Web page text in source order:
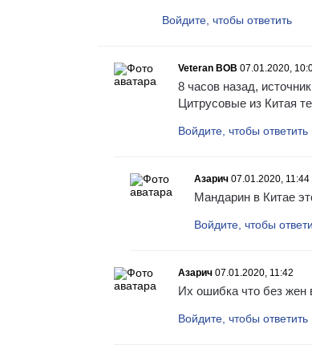
Войдите, чтобы ответить
Veteran BOB 07.01.2020,
8 часов назад,
Цитрусовые из Китая
Войдите, чтобы ответить
Азарич 07.01.2020, 11:44
Мандарин в Китае
Войдите, чтобы
Азарич 07.01.2020, 11:42
Их ошибка что без жен
Войдите, чтобы ответить